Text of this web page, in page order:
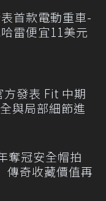
首款電動重車-
雷便宜11美元
發表 Fit 中期
與局部細節進
奪冠安全帽拍
奇收藏價值再